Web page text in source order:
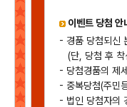
이벤트 당첨 안
- 경품 당첨되신
(단, 당첨 후 착
- 당첨경품의 제
- 중복당첨(주민
- 법인 당첨자의